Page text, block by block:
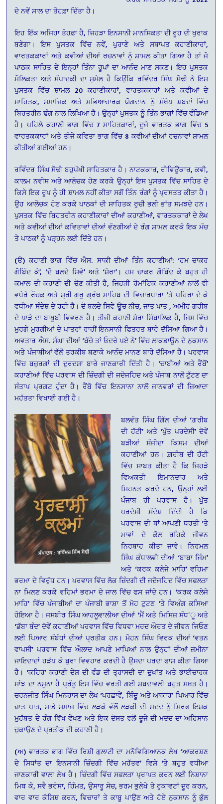
ਦੇ ਨਵੇਂ ਸਾਲ ਦਾ ਤੋਹਫ਼ਾ ਦਿੱਤਾ ਹੈ।
ਇਹ ਇੱਕ ਅਜਿਹਾ ਤੋਹਫ਼ਾ ਹੈ, ਜਿਹੜਾ ਇਨਸਾਨੀ ਮਾਨਸਿਕਤਾ ਦੀ ਰੂਹ ਦੀ ਖੁਰਾਕ
ਬਣੇਗਾ। ਇਸ ਪੁਸਤਕ ਵਿੱਚ ਨਵੇਂ, ਪੁਰਾਣੇ ਅਤੇ ਸਥਾਪਤ ਕਹਾਣੀਕਾਰਾਂ,
ਵਾਰਤਕਕਾਰਾਂ ਅਤੇ ਕਵੀਆਂ ਦੀਆਂ ਰਚਨਾਵਾਂ ਨੂੰ ਸ਼ਾਮਲ ਕੀਤਾ ਗਿਆ ਹੈ ਤਾਂ ਜੋ
ਪਾਠਕ ਸਾਹਿਤ ਦੇ ਇਨ੍ਹਾਂ ਤਿੰਨਾ ਰੂਪਾਂ ਦਾ ਆਨੰਦ ਮਾਣ ਸਕਣ। ਇਹ ਪੁਸਤਕ
ਮੌਲਿਕਤਾ ਅਤੇ ਸੰਪਾਦਕੀ ਦਾ ਸੁਮੇਲ ਹੈ ਕਿਉਂਕਿ ਰਵਿੰਦਰ ਸਿੰਘ ਸੋਢੀ ਨੇ ਇਸ
ਪੁਸਤਕ ਵਿੱਚ ਸ਼ਾਮਲ 20 ਕਹਾਣੀਕਾਰਾਂ, ਵਾਰਤਕਕਾਰਾਂ ਅਤੇ ਕਵੀਆਂ ਦੇ
ਸਾਹਿਤਕ, ਸਮਾਜਿਕ ਅਤੇ ਸਭਿਆਚਾਰਕ ਯੋਗਦਾਨ ਨੂੰ ਸੰਖੇਪ ਸ਼ਬਦਾਂ ਵਿੱਚ
ਬਿਹਤਰੀਨ ਢੰਗ ਨਾਲ ਲਿਖਿਆ ਹੈ। ਉਨ੍ਹਾਂ ਪੁਸਤਕ ਨੂੰ ਤਿੰਨ ਭਾਗਾਂ ਵਿੱਚ ਵੰਡਿਆ
ਹੈ। ਪਹਿਲੇ ਕਹਾਣੀ ਭਾਗ ਵਿੱਚ 7 ਸਾਹਿਤਕਾਰਾਂ, ਦੂਜੇ ਵਾਰਤਕ ਭਾਗ ਵਿੱਚ 5
ਵਾਰਤਕਕਾਰਾਂ ਅਤੇ ਤੀਜੇ ਕਵਿਤਾ ਭਾਗ ਵਿੱਚ 8 ਕਵੀਆਂ ਦੀਆਂ ਰਚਨਾਵਾਂ ਸ਼ਾਮਲ
ਕੀਤੀਆਂ ਗਈਆਂ ਹਨ।
ਰਵਿੰਦਰ ਸਿੰਘ ਸੋਢੀ ਬਹੁਪੱਖੀ ਸਾਹਿਤਕਾਰ ਹੈ। ਨਾਟਕਕਾਰ, ਰੀਵਿਊਕਾਰ, ਕਵੀ,
ਕਾਲਮ ਨਵੀਸ ਅਤੇ ਆਲੋਚਕ ਹੋਣ ਕਰਕੇ ਉਨ੍ਹਾਂ ਇਸ ਪੁਸਤਕ ਵਿੱਚ ਸਾਹਿਤ ਦੇ
ਕਿਸੇ ਇਕ ਰੂਪ ਨੂੰ ਹੀ ਸ਼ਾਮਲ ਨਹੀਂ ਕੀਤਾ ਸਗੋਂ ਤਿੰਨ ਰੰਗਾਂ ਨੂੰ ਪ੍ਰਸਤਤ ਕੀਤਾ ਹੈ।
ਉਹ ਆਲੋਚਕ ਹੋਣ ਕਰਕੇ ਪਾਠਕਾਂ ਦੀ ਸਾਹਿਤਕ ਰੁਚੀ ਭਲੀ ਭਾਂਤ ਸਮਝਦੇ ਹਨ।
ਪੁਸਤਕ ਵਿੱਚ ਬਿਹਤਰੀਨ ਕਹਾਣੀਕਾਰਾਂ ਦੀਆਂ ਕਹਾਣੀਆਂ, ਵਾਰਤਕਕਾਰਾਂ ਦੇ ਲੇਖ
ਅਤੇ ਕਵੀਆਂ ਦੀਆਂ ਕਵਿਤਾਵਾਂ ਦੀਆਂ ਵੰਣਗੀਆਂ ਦੇ ਰੰਗ ਸ਼ਾਮਲ ਕਰਕੇ ਇਕ ਮੰਚ
ਤੇ ਪਾਠਕਾਂ ਨੂੰ ਪੜ੍ਹਨ ਲਈ ਦਿੱਤੇ ਹਨ।
(ੳ) ਕਹਾਣੀ ਭਾਗ ਵਿੱਚ ਐਸ. ਸਾਕੀ ਦੀਆਂ ਤਿੰਨ ਕਹਾਣੀਆਂ: ‘ਹਮ ਚਾਕਰ
ਗੋਬਿੰਦ ਕੇ’, ‘ਦੋ ਬਲਦੇ ਸਿਵੇ’ ਅਤੇ ‘ਸ਼ੇਰਾ’। ਹਮ ਚਾਕਰ ਗੋਬਿੰਦ ਕੇ ਬਹੁਤ ਹੀ
ਕਮਾਲ ਦੀ ਕਹਾਣੀ ਦੀ ਚੋਣ ਕੀਤੀ ਹੈ, ਜਿਹੜੀ ਰੋਮਾਂਟਿਕ ਕਹਾਣੀਆਂ ਨਾਲੋਂ ਵੀ
ਵਧੇਰੇ ਰੌਚਕ ਅਤੇ ਸ਼੍ਰੀ ਗੁਰੂ ਗ੍ਰੰਥ ਸਾਹਿਬ ਦੀ ਵਿਚਾਰਧਾਰਾ ‘ਤੇ ਪਹਿਰਾ ਦੇ ਕੇ
ਵਧੀਆ ਸੰਦੇਸ਼ ਦੇ ਰਹੀ ਹੈ। ਦੋ ਬਲਦੇ ਸਿਵੇ ਊਚ ਨੀਚ, ਜਾਤ ਪਾਤ , ਅਮੀਰ ਗਰੀਬ
ਦੇ ਪਾੜੇ ਦਾ ਬਾਖੂਬੀ ਵਿਵਰਣ ਹੈ। ਤੀਜੀ ਕਹਾਣੀ ਸ਼ੇਰਾ ਸਿੰਬਾਲਿਕ ਹੈ, ਜਿਸ ਵਿੱਚ
ਮੁਰਗੇ ਮੁਰਗੀਆਂ ਦੇ ਪਾਤਰਾਂ ਰਾਹੀਂ ਇਨਸਾਨੀ ਫਿਤਰਤ ਬਾਰੇ ਦੱਸਿਆ ਗਿਆ ਹੈ।
ਅਵਤਾਰ ਐਸ. ਸੰਘਾ ਦੀਆਂ ‘ਬੱਚੇ ਤਾਂ ਓਦਰੇ ਪਏ ਨੇ’ ਵਿੱਚ ਲਾਕਡਾਊਨ ਦੇ ਨੁਕਸਾਨ
ਅਤੇ ਪੰਜਾਬੀਆਂ ਵੱਲੋਂ ਤਰਕੀਬ ਬਣਾਕੇ ਆਨੰਦ ਮਾਨਣ ਬਾਰੇ ਦੱਸਿਆ ਹੈ। ਪਰਵਾਸ
ਵਿੱਚ ਬਜ਼ੁਰਗਾਂ ਦੀ ਦੁਰਦਸ਼ਾ ਬਾਰੇ ਜਾਣਕਾਰੀ ਦਿੱਤੀ ਹੈ। ‘ਚਾਬੀਆਂ ਅਤੇ ਰੈਂਬੋਂ’
ਕਹਾਣੀਆਂ ਵਿੱਚ ਪਰਵਾਸ ਦੀ ਜ਼ਿੰਦਗੀ ਦੀ ਜਦੋਜਹਿਦ ਅਤੇ ਪੰਜਾਬ ਨਾਲੋਂ ਟੁੱਟਣ ਦਾ
ਸੰਤਾਪ ਪ੍ਰਗਟ ਹੁੰਦਾ ਹੈ। ਰੈਂਬੋ ਵਿੱਚ ਇਨਸਾਨਾ ਨਾਲੋਂ ਜਾਨਵਰਾਂ ਦੀ ਜ਼ਿਆਦਾ
ਮਹੱਤਤਾ ਵਿਖਾਈ ਗਈ ਹੈ।
ਬਲਵੰਤ ਸਿੰਘ ਗਿੱਲ ਦੀਆਂ ‘ਗ਼ਰੀਬ
ਦੀ ਹੱਟੀ’ ਅਤੇ ‘ਪੁੱਤ ਪਰਦੇਸੀ’ ਦੋਵੇਂ
ਬੜੀਆਂ ਸੰਜੀਦਾ ਕਿਸਮ ਦੀਆਂ
ਕਹਾਣੀਆਂ ਹਨ। ਗ਼ਰੀਬ ਦੀ ਹੱਟੀ
ਵਿੱਚ ਸਾਬਤ ਕੀਤਾ ਹੈ ਕਿ ਜਿਹੜੇ
ਵਿਅਕਤੀ ਇਮਾਨਦਾਰ ਅਤੇ
ਮਿਹਨਤ ਕਰਦੇ ਹਨ, ਉਨ੍ਹਾਂ ਲਈ
ਪੰਜਾਬ ਹੀ ਪਰਵਾਸ ਹੈ। ਪੁੱਤ
ਪਰਦੇਸੀ ਸੰਦੇਸ਼ ਦਿੰਦੀ ਹੈ ਕਿ
ਪਰਵਾਸ ਦੀ ਥਾਂ ਆਪਣੀ ਧਰਤੀ ‘ਤੇ
ਮਾਵਾਂ ਦੇ ਕੋਲ ਰਹਿਕੇ ਜੀਵਨ
ਨਿਰਬਾਹ ਕੀਤਾ ਜਾਵੇ। ਨਿਰਮਲ
ਸਿੰਘ ਕੰਧਾਲਵੀ ਦੀਆਂ ‘ਬਾਬਾ ਜਿੰਮ’
ਅਤੇ ‘ਕਰਕ ਕਲੇਜੇ ਮਾਹਿ’ ਵਹਿਮਾ
ਭਰਮਾ ਦੇ ਵਿਰੁੱਧ ਹਨ। ਪਰਵਾਸ ਵਿੱਚ ਲੋਕ ਜ਼ਿੰਦਗੀ ਦੀ ਜਦੋਜਹਿਦ ਵਿੱਚ ਸਫਲਤਾ
ਨਾ ਮਿਲਣ ਕਰਕੇ ਵਹਿਮਾਂ ਭਰਮਾ ਦੇ ਜਾਲ ਵਿੱਚ ਫਸ ਜਾਂਦੇ ਹਨ। ‘ਕਰਕ ਕਲੇਜੇ
ਮਾਹਿ’ ਵਿੱਚ ਪੰਜਾਬੀਆਂ ਦਾ ਪੰਜਾਬੀ ਭਾਸ਼ਾ ਤੋਂ ਮੋਹ ਟੁਟਣ ‘ਤੇ ਵਿਅੰਗ ਕਸਿਆ
ਹੋਇਆ ਹੈ। ਜਸਬੀਰ ਸਿੰਘ ਆਹਲੂਵਾਲੀਆ ਦੀਆਂ ‘ਮੈਂ ਅਤੇ ਮਿਸਿਜ਼ ਸੰਧ’ੂ ਅਤੇ
‘ਡੱਬਾ ਬੰਦ’ ਦੋਵੇਂ ਕਹਾਣੀਆਂ ਪਰਵਾਸ ਵਿੱਚ ਵਿਧਵਾ ਮਰਦ ਔਰਤ ਦੇ ਜੀਵਨ ਜਿਓਣ
ਲਈ ਪਿਆਰ ਸੰਬੰਧਾਂ ਦੀਆਂ ਪ੍ਰਤੀਕ ਹਨ। ਮੋਹਨ ਸਿੰਘ ਵਿਰਕ ਦੀਆਂ ‘ਵਤਨ
ਵਾਪਸੀ’ ਪਰਵਾਸ ਵਿੱਚ ਔਲਾਦ ਆਪਣੇ ਮਾਪਿਆਂ ਨਾਲ ਉਨ੍ਹਾਂ ਦੀਆਂ ਜ਼ਮੀਨਾ
ਜਾਇਦਾਦਾਂ ਹੜੱਪ ਕੇ ਬੁਰਾ ਵਿਵਹਾਰ ਕਰਦੀ ਹੈ ਉਸਦਾ ਪਰਦਾ ਫਾਸ਼ ਕੀਤਾ ਗਿਆ
ਹੈ। ‘ਕਹਿਰ’ ਕਹਾਣੀ ਦੇਸ਼ ਦੀ ਵੰਡ ਦੀ ਤ੍ਰਾਸਦੀ ਦਾ ਦੁਖਾਂਤ ਅਤੇ ਭਾਈਚਾਰਕ
ਸਾਂਝ ਦਾ ਨਮੂਨਾ ਹੈ ਪ੍ਰੰਤੂ ਇਸ ਵਿੱਚ ਵਰਤੀ ਗਈ ਸ਼ਬਦਾਵਲੀ ਬਹੁਤ ਸਖ਼ਤ ਹੈ।
ਚਰਨਜੀਤ ਸਿੰਘ ਮਿਨਹਾਸ ਦਾ ਲੇਖ ‘ਪਰਛਾਵੇਂ, ਬਿੰਦੂ ਅਤੇ ਆਕਾਰ’ ਪਿਆਰ ਵਿੱਚ
ਜ਼ਾਤ ਪਾਤ, ਸਾਡੇ ਸਮਾਜ ਵਿੱਚ ਲੜਕੇ ਵੱਲੋਂ ਲੜਕੀ ਦੀ ਮਦਦ ਨੂੰ ਸਿਰਫ ਇਸ਼ਕ
ਮੁਹੱਬਤ ਦੇ ਰੰਗ ਵਿੱਖ ਵੇਖਣ ਅਤੇ ਇਕ ਦੋਸਤ ਵਲੋਂ ਦੂਜੇ ਦੀ ਮਦਦ ਦਾ ਅਹਿਸਾਨ
ਚੁਕਾਉਣ ਦੇ ਪ੍ਰਤੀਕ ਦੀ ਕਹਾਣੀ ਹੈ।
(ਅ) ਵਾਰਤਕ ਭਾਗ ਵਿੱਚ ਰਿਸ਼ੀ ਗੁਲਾਟੀ ਦਾ ਮਨੋਵਿਗਿਆਨਕ ਲੇਖ ‘ਆਕਰਸ਼ਣ
ਦੇ ਸਿਧਾਂਤ ਦਾ ਇਨਸਾਨੀ ਜ਼ਿੰਦਗੀ ਵਿੱਚ ਮਹੱਤਵ’ ਵਿਸ਼ੇ ‘ਤੇ ਬਹੁਤ ਵਧੀਆ
ਜਾਣਕਾਰੀ ਵਾਲਾ ਲੇਖ ਹੈ। ਜ਼ਿੰਦਗੀ ਵਿੱਚ ਸਫਲਤਾ ਪ੍ਰਾਪਤ ਕਰਨ ਲਈ ਨਿਸ਼ਾਨਾ
ਮਿਥ ਕੇ, ਸਵੈ ਭਰੋਸਾ, ਹਿੰਮਤ, ਉਸਾਰੂ ਸੋਚ, ਭਰਮ ਭੁਲੇਖੇ ਤੇ ਰੁਕਾਵਟਾਂ ਦੂਰ ਕਰਨ,
ਵਾਰ ਵਾਰ ਕੋਸ਼ਿਸ਼ ਕਰਨ, ਵਿਚਾਰਾਂ ਤੇ ਕਾਬੂ ਪਾਉਣ ਅਤੇ ਹੋਏ ਨੁਕਸਾਨ ਨੂੰ ਭੁੱਲ